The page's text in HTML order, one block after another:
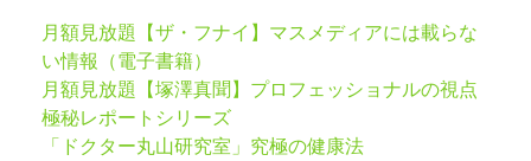
月額見放題【ザ・フナイ】マスメディアには載らな
い情報（電子書籍）
月額見放題【塚澤真聞】プロフェッショナルの視点
極秘レポートシリーズ
「ドクター丸山研究室」究極の健康法